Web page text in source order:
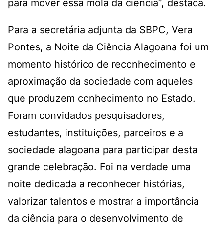
para mover essa mola da ciência”, destaca.
Para a secretária adjunta da SBPC, Vera
Pontes, a Noite da Ciência Alagoana foi um
momento histórico de reconhecimento e
aproximação da sociedade com aqueles
que produzem conhecimento no Estado.
Foram convidados pesquisadores,
estudantes, instituições, parceiros e a
sociedade alagoana para participar desta
grande celebração. Foi na verdade uma
noite dedicada a reconhecer histórias,
valorizar talentos e mostrar a importância
da ciência para o desenvolvimento de